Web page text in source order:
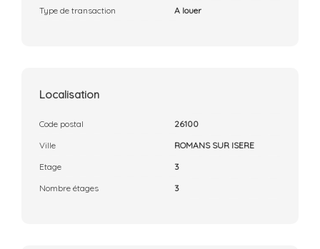
Type de transaction
A louer
Localisation
Code postal
26100
Ville
ROMANS SUR ISERE
Etage
3
Nombre étages
3